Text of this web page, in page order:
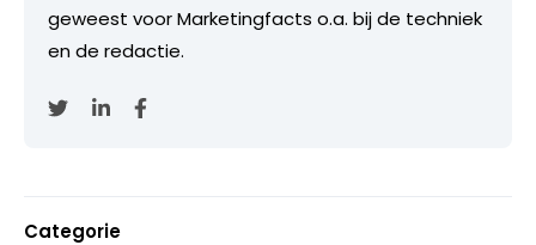
geweest voor Marketingfacts o.a. bij de techniek
en de redactie.
Categorie